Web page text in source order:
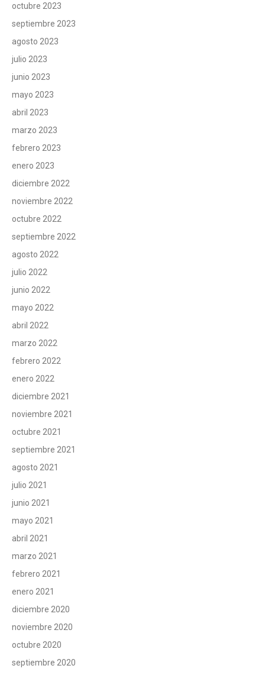
octubre 2023
septiembre 2023
agosto 2023
julio 2023
junio 2023
mayo 2023
abril 2023
marzo 2023
febrero 2023
enero 2023
diciembre 2022
noviembre 2022
octubre 2022
septiembre 2022
agosto 2022
julio 2022
junio 2022
mayo 2022
abril 2022
marzo 2022
febrero 2022
enero 2022
diciembre 2021
noviembre 2021
octubre 2021
septiembre 2021
agosto 2021
julio 2021
junio 2021
mayo 2021
abril 2021
marzo 2021
febrero 2021
enero 2021
diciembre 2020
noviembre 2020
octubre 2020
septiembre 2020